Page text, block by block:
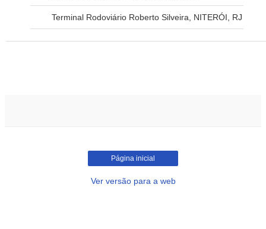
Terminal Rodoviário Roberto Silveira, NITERÓI, RJ
Página inicial
Ver versão para a web